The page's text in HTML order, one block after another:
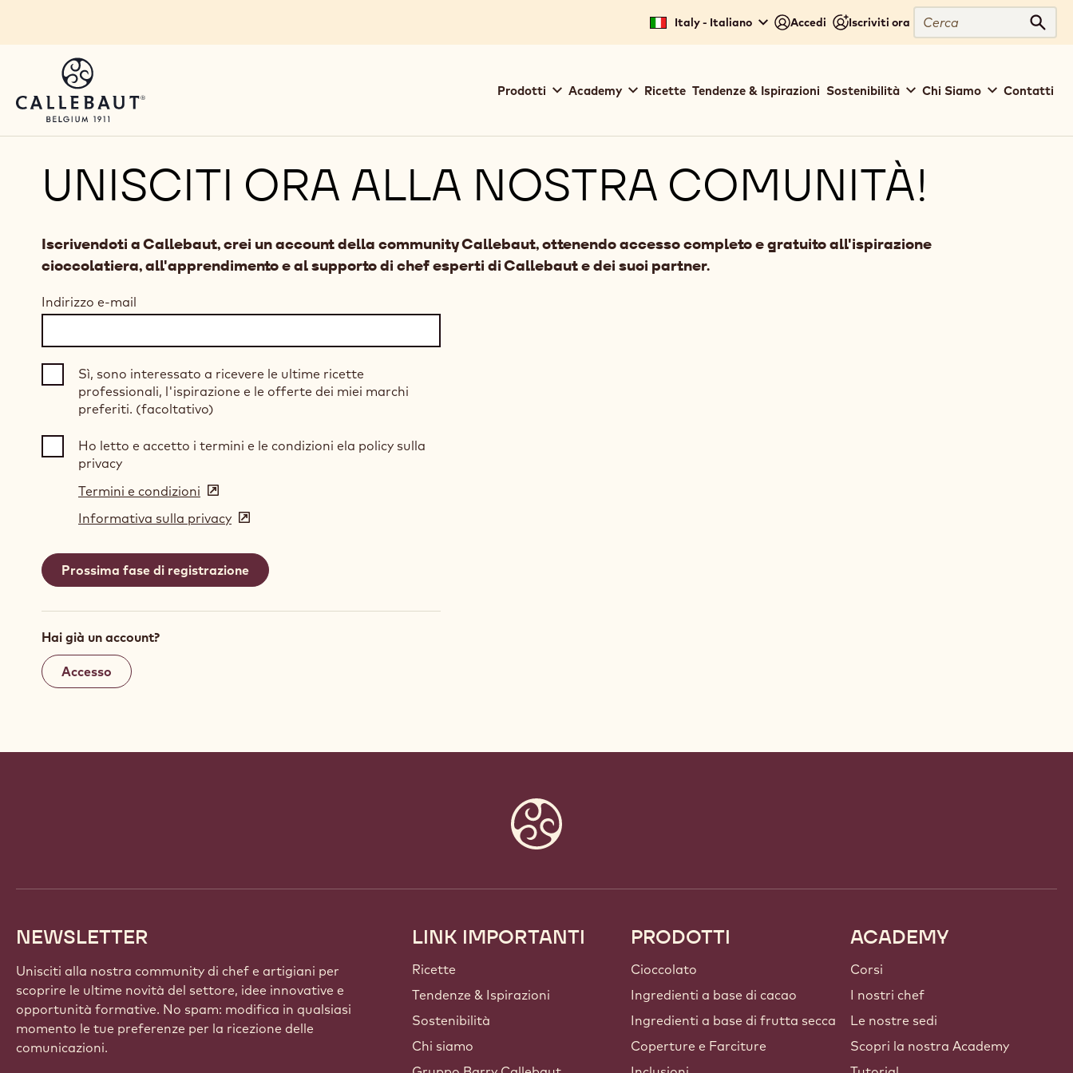
Italy - Italiano Accedi Iscriviti ora
Cerca
navigation
Prodotti Academy Ricette Tendenze & Ispirazioni Sostenibilità Chi Siamo Contatti
UNISCITI ORA ALLA NOSTRA COMUNITÀ!
Iscrivendoti a Callebaut, crei un account della community Callebaut, ottenendo accesso completo e gratuito all'ispirazione
cioccolatiera, all'apprendimento e al supporto di chef esperti di Callebaut e dei suoi partner.
Indirizzo e-mail
Sì, sono interessato a ricevere le ultime ricette
professionali, l'ispirazione e le offerte dei miei marchi
preferiti. (facoltativo)
Ho letto e accetto i termini e le condizioni ela policy sulla
privacy
Termini e condizioni (opens
in
a
window)
Informativa sulla privacy (opens
a
new
Hai già un account?
Accesso
NEWSLETTER
Unisciti alla nostra community di chef e artigiani per
scoprire le ultime novità del settore, idee innovative e
opportunità formative. No spam: modifica in qualsiasi
momento le tue preferenze per la ricezione delle
comunicazioni.
Footer
Callebaut
LINK IMPORTANTI
Ricette
Tendenze & Ispirazioni
Sostenibilità
Chi siamo
PRODOTTI
Cioccolato
Ingredienti a base di cacao
Ingredienti a base di frutta secca
Coperture e Farciture
ACADEMY
Corsi
I nostri chef
Le nostre sedi
Scopri la nostra Academy